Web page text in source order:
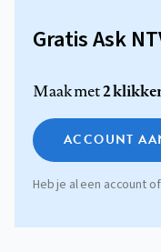
Gratis Ask
Maak met2
ACCOUNT
Heb je al een account